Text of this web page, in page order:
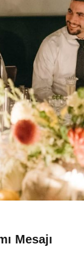
Mesajı